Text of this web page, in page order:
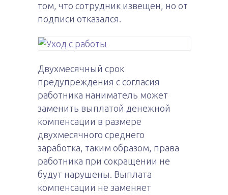
том, что сотрудник извещен, но от
подписи отказался.
Двухмесячный срок
предупреждения с согласия
работника наниматель может
заменить выплатой денежной
компенсации в размере
двухмесячного среднего
заработка, таким образом, права
работника при сокращении не
будут нарушены. Выплата
компенсации не заменяет